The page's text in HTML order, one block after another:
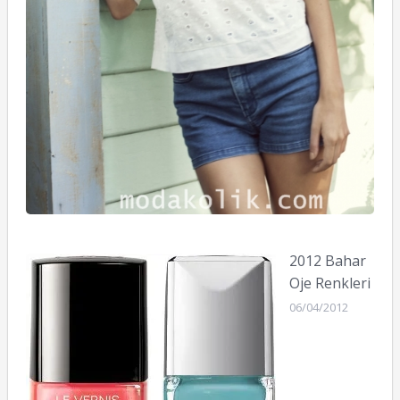
2012 Bahar
Oje Renkleri
06/04/2012